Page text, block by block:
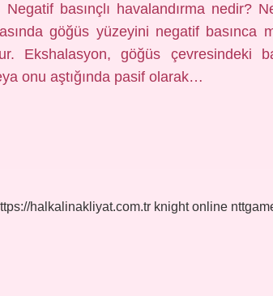
basınçlı havalandırma nedir?
göğüs yüzeyini negatif basınca
Ekshalasyon, göğüs çevresindeki
onu aştığında pasif olarak…
halkalinakliyat.com.tr knight online